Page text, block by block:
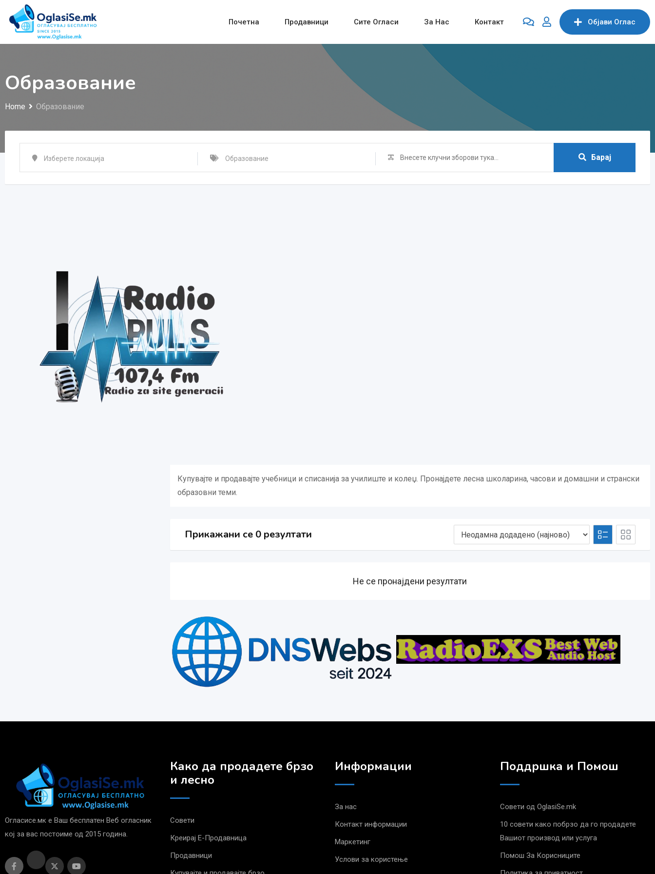
content
Објави Oглас
Почетна Продавници Сите Огласи За Нас Контакт
Образование
Home Образование
Барај
Купувајте и продавајте учебници и списанија за училиште и колеџ. Пронајдете лесна школарина, часови и домашни и странски
образовни теми.
Прикажани се 0 резултати
Не се пронајдени резултати
Огласисе.мк е Ваш бесплатен Веб огласник
кој за вас постоиме од 2015 година.
Како да продадете брзо
и лесно
Совети
Креирај Е-Продавница
Продавници
Информации
За нас
Контакт информации
Маркетинг
Услови за користење
Поддршка и Помош
Совети од OglasiSe.mk
10 совети како побрзо да го продадете
Вашиот производ или услуга
Помош За Корисниците